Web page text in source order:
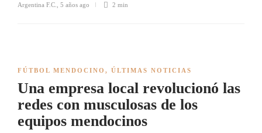
Argentina F.C. 5 años ago 2 min
FÚTBOL MENDOCINO , ÚLTIMAS NOTICIAS
Una empresa local revolucionó las
redes con musculosas de los
equipos mendocinos